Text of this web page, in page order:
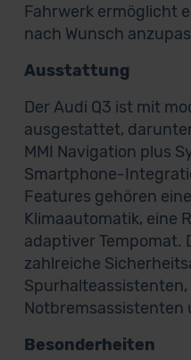
Fahrwerk ermöglicht
nach Wunsch
Ausstattung
Der Audi Q3 ist mit
ausgestattet,
MMI Navigation plus
Smartphone-
Features gehören
Klimaautomatik, eine
adaptiver Tempomat.
zahlreiche
Spurhalteassistenten,
Notbremsassistenten
Besonderheiten